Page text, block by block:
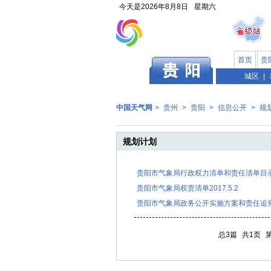
今天是2026年8月8日 星期六
首页 贵
城区
中国天气网 > 贵州 > 贵阳 > 信息公开 > 规
规划计划
贵阳市气象局行政权力清单和责任清单目
贵阳市气象局权责清单2017.5.2
贵阳市气象局政务公开实施方案和责任追
总3篇 共1页